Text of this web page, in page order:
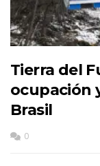
Tierra del
ocupación
Brasil
0